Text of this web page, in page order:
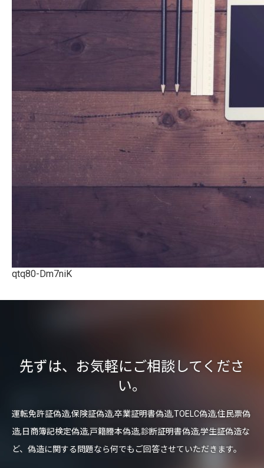
qtq80-Dm7niK
先ずは、お気軽にご相談してくださ
い。
運転免許証偽造,保険証偽造,卒業証明書偽造,TOELC偽造,住民票偽
造,日商簿記検定偽造,戸籍謄本偽造,診断証明書偽造,学生証偽造な
ど、偽造に関する問題なら何でもご回答させていただきます。